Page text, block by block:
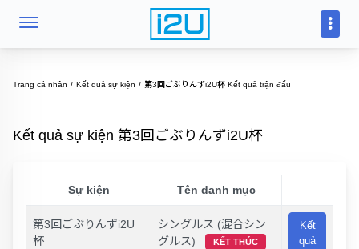
Trang cá nhân Kết quả sự kiện 第3回ごぶりんずi2U杯 Kết quả trận đấu
Kết quả sự kiện 第3回ごぶりんずi2U杯
Sự kiện Tên danh mục
第3回ごぶりんずi2U
杯
シングルス (混合シン
グルス)
KẾT THÚC
Kết
quả